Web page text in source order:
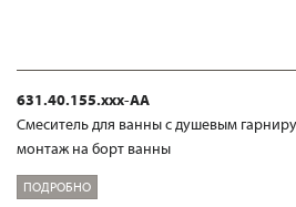
631.40.155.xxx-AA
Смеситель для ванны с душевым
монтаж на борт ванны
ПОДРОБНО